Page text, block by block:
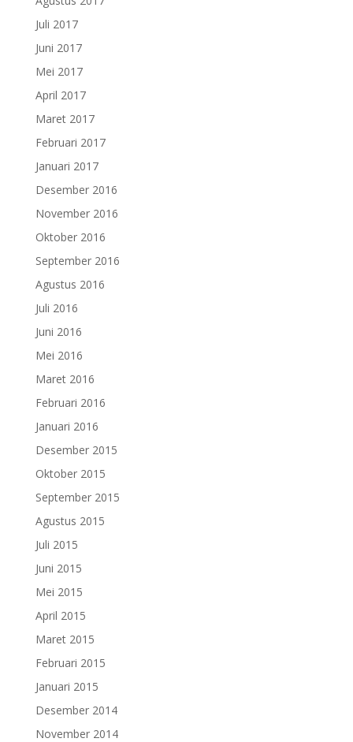
Juli 2017
Juni 2017
Mei 2017
April 2017
Maret 2017
Februari 2017
Januari 2017
Desember 2016
November 2016
Oktober 2016
September 2016
Agustus 2016
Juli 2016
Juni 2016
Mei 2016
Maret 2016
Februari 2016
Januari 2016
Desember 2015
Oktober 2015
September 2015
Agustus 2015
Juli 2015
Juni 2015
Mei 2015
April 2015
Maret 2015
Februari 2015
Januari 2015
Desember 2014
November 2014